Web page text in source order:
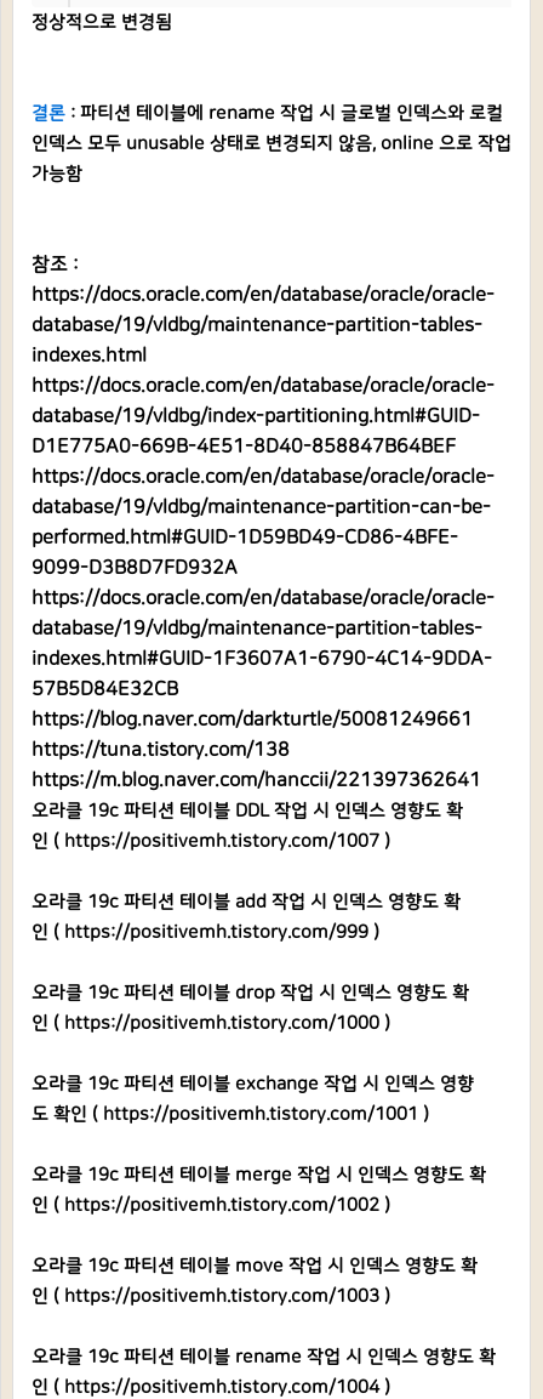
정상적으로 변경됨
결론 : 파티션 테이블에 rename 작업 시 글로벌 인덱스와 로컬
인덱스 모두 unusable 상태로 변경되지 않음, online 으로 작업
가능함
참조 :
https://docs.oracle.com/en/database/oracle/oracle-
database/19/vldbg/maintenance-partition-tables-
indexes.html
https://docs.oracle.com/en/database/oracle/oracle-
database/19/vldbg/index-partitioning.html#GUID-
D1E775A0-669B-4E51-8D40-858847B64BEF
https://docs.oracle.com/en/database/oracle/oracle-
database/19/vldbg/maintenance-partition-can-be-
performed.html#GUID-1D59BD49-CD86-4BFE-
9099-D3B8D7FD932A
https://docs.oracle.com/en/database/oracle/oracle-
database/19/vldbg/maintenance-partition-tables-
indexes.html#GUID-1F3607A1-6790-4C14-9DDA-
57B5D84E32CB
https://blog.naver.com/darkturtle/50081249661
https://tuna.tistory.com/138
https://m.blog.naver.com/hanccii/221397362641
오라클 19c 파티션 테이블 DDL 작업 시 인덱스 영향도 확
인 ( https://positivemh.tistory.com/1007 )
오라클 19c 파티션 테이블 add 작업 시 인덱스 영향도 확
인 ( https://positivemh.tistory.com/999 )
오라클 19c 파티션 테이블 drop 작업 시 인덱스 영향도 확
인 ( https://positivemh.tistory.com/1000 )
오라클 19c 파티션 테이블 exchange 작업 시 인덱스 영향
도 확인 ( https://positivemh.tistory.com/1001 )
오라클 19c 파티션 테이블 merge 작업 시 인덱스 영향도 확
인 ( https://positivemh.tistory.com/1002 )
오라클 19c 파티션 테이블 move 작업 시 인덱스 영향도 확
인 ( https://positivemh.tistory.com/1003 )
오라클 19c 파티션 테이블 rename 작업 시 인덱스 영향도 확
인 ( https://positivemh.tistory.com/1004)